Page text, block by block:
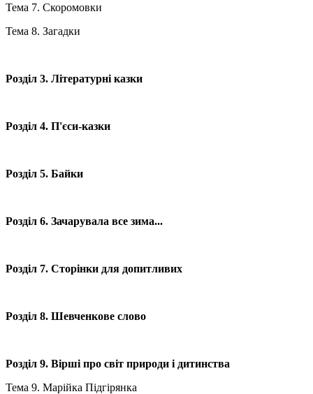
Тема 7. Скоромовки
Тема 8. Загадки
Розділ 3. Літературні казки
Розділ 4. П'єси-казки
Розділ 5. Байки
Розділ 6. Зачарувала все зима...
Розділ 7. Сторінки для допитливих
Розділ 8. Шевченкове слово
Розділ 9. Вірші про світ природи і дитинства
Тема 9. Марійка Підгірянка